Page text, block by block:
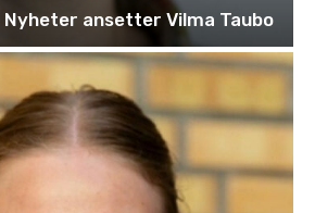
Nyheter ansetter Vilma Taubo